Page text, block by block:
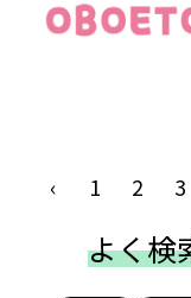
‹ 1 2 3
よく検